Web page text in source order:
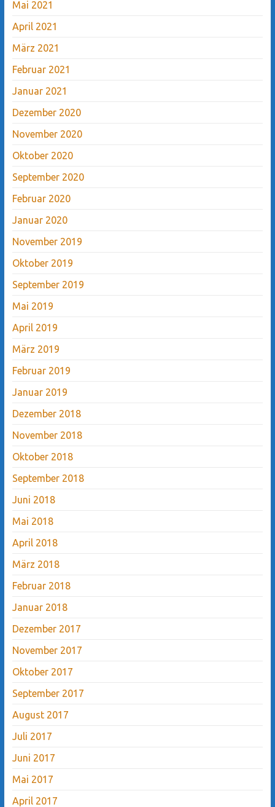
Mai 2021
April 2021
März 2021
Februar 2021
Januar 2021
Dezember 2020
November 2020
Oktober 2020
September 2020
Februar 2020
Januar 2020
November 2019
Oktober 2019
September 2019
Mai 2019
April 2019
März 2019
Februar 2019
Januar 2019
Dezember 2018
November 2018
Oktober 2018
September 2018
Juni 2018
Mai 2018
April 2018
März 2018
Februar 2018
Januar 2018
Dezember 2017
November 2017
Oktober 2017
September 2017
August 2017
Juli 2017
Juni 2017
Mai 2017
April 2017